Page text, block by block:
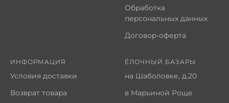
Обработка
персональных данных
Договор-оферта
ИНФОРМАЦИЯ
Условия доставки
Возврат товара
ЁЛОЧНЫЙ БАЗАРЫ
на Шаболовке, д.20
в Марьиной Роще